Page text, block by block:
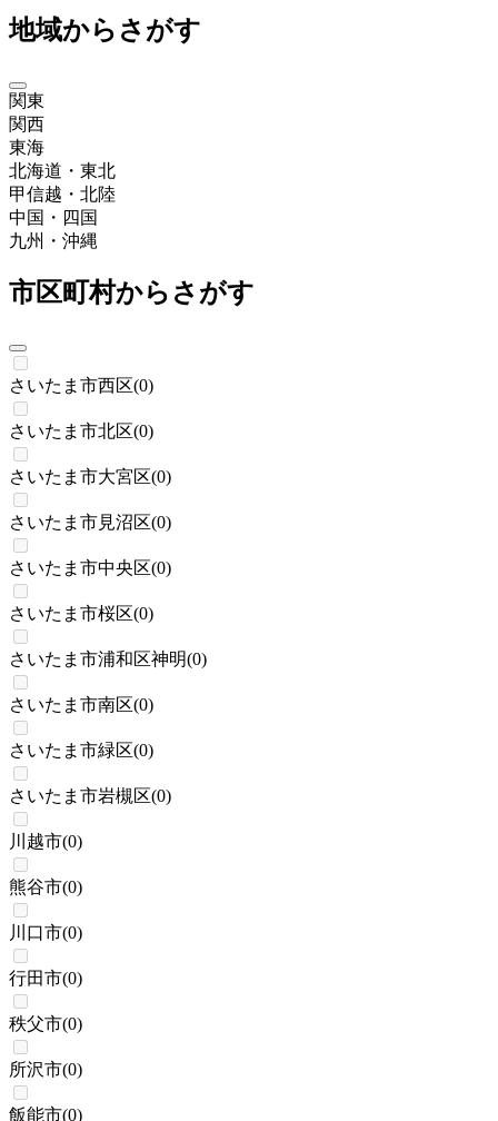
地域からさがす
関東
関西
東海
北海道・東北
甲信越・北陸
中国・四国
九州・沖縄
市区町村からさがす
さいたま市西区(0)
さいたま市北区(0)
さいたま市大宮区(0)
さいたま市見沼区(0)
さいたま市中央区(0)
さいたま市桜区(0)
さいたま市浦和区神明(0)
さいたま市南区(0)
さいたま市緑区(0)
さいたま市岩槻区(0)
川越市(0)
熊谷市(0)
川口市(0)
行田市(0)
秩父市(0)
所沢市(0)
飯能市(0)